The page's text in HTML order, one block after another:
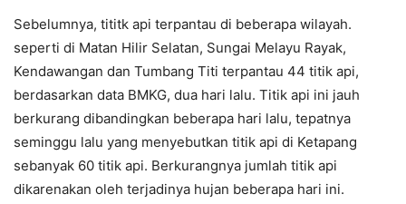
Sebelumnya, tititk api terpantau di beberapa wilayah.
seperti di Matan Hilir Selatan, Sungai Melayu Rayak,
Kendawangan dan Tumbang Titi terpantau 44 titik api,
berdasarkan data BMKG, dua hari lalu. Titik api ini jauh
berkurang dibandingkan beberapa hari lalu, tepatnya
seminggu lalu yang menyebutkan titik api di Ketapang
sebanyak 60 titik api. Berkurangnya jumlah titik api
dikarenakan oleh terjadinya hujan beberapa hari ini.